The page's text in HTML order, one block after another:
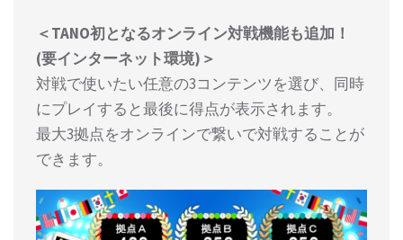
＜TANO初となるオンライン対戦機能も追加！
(要インターネット環境)＞
対戦で使いたい任意の3コンテンツを選び、同時
にプレイすると最後に得点が表示されます。
最大3拠点をオンラインで繋いで対戦することが
できます。